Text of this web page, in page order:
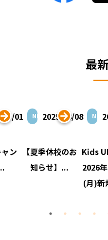
最
01/01
ン
NEWS2025/08/08
【夏季休校のお
知らせ】...
Kids
2026
(月)新